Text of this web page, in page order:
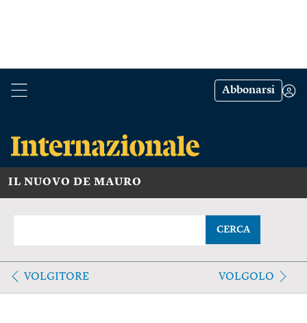
Abbonarsi
IL NUOVO DE MAURO
CERCA
VOLGITORE VOLGOLO